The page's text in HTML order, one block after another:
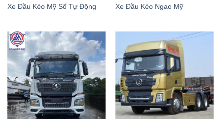
Xe Đầu Kéo Mỹ Số Tự Động Xe Đầu Kéo Ngao Mỹ